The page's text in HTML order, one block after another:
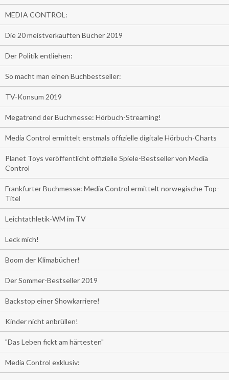
MEDIA CONTROL:
Die 20 meistverkauften Bücher 2019
Der Politik entliehen:
So macht man einen Buchbestseller:
TV-Konsum 2019
Megatrend der Buchmesse: Hörbuch-Streaming!
Media Control ermittelt erstmals offizielle digitale Hörbuch-Charts
Planet Toys veröffentlicht offizielle Spiele-Bestseller von Media
Control
Frankfurter Buchmesse: Media Control ermittelt norwegische Top-
Titel
Leichtathletik-WM im TV
Leck mich!
Boom der Klimabücher!
Der Sommer-Bestseller 2019
Backstop einer Showkarriere!
Kinder nicht anbrüllen!
"Das Leben fickt am härtesten"
Media Control exklusiv: